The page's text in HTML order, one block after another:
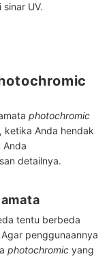
UV.
photochromic
ketika Anda hendak
Anda
detailnya.
tentu berbeda
penggunaannya
photochromic yang